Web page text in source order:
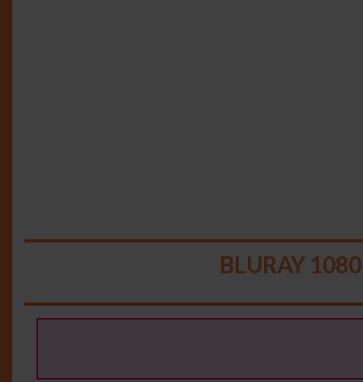
BLURAY